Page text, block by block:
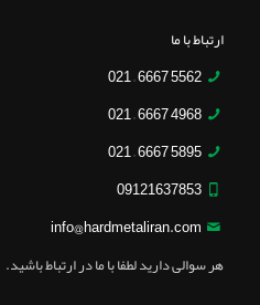
ارتباط با ما
5562 6667 – 021
4968 6667 – 021
5895 6667 – 021
09121637853
info@hardmetaliran.com
هر سوالی دارید لطفا با ما در ارتباط باشید.